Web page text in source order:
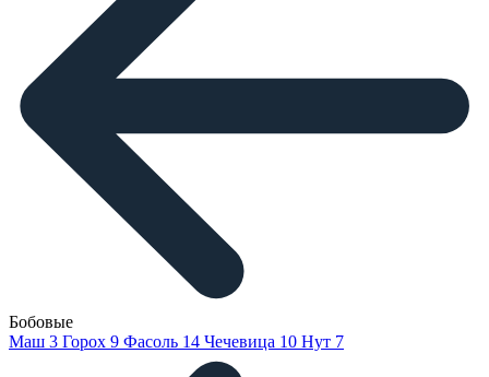
Бобовые
Маш 3 Горох 9 Фасоль 14 Чечевица 10 Нут 7